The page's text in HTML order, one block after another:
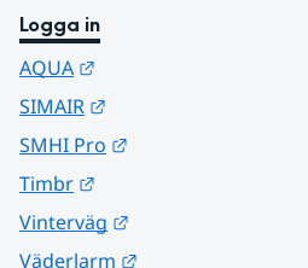
Logga in
AQUA
SIMAIR
SMHI Pro
Timbr
Vinterväg
Väderlarm